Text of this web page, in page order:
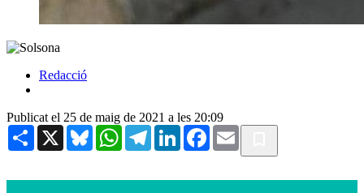
Redacció
Publicat el 25 de maig de 2021 a les 20:09
Share X BlueskyWhatsAppTelegramLinkedInFacebook
Email